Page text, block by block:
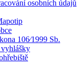
osobních údajů
106⁄1999 Sb.
vyhlášky